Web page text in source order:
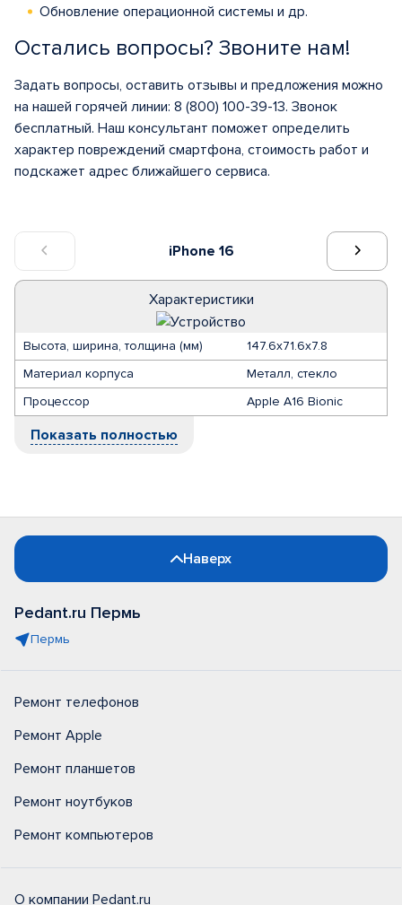
iPhone 16
Характеристики
Высота, ширина, толщина (мм)
147.6x71.6x7.8
Материал корпуса
Металл, стекло
Процессор
Apple A16 Bionic
Показать полностью
Обновление операционной системы и др.
Остались вопросы? Звоните нам!
Задать вопросы, оставить отзывы и предложения можно
на нашей горячей линии: 8 (800) 100-39-13. Звонок
бесплатный. Наш консультант поможет определить
характер повреждений смартфона, стоимость работ и
подскажет адрес ближайшего сервиса.
Наверх
Pedant.ru Пермь
Пермь
Ремонт телефонов
Ремонт Apple
Ремонт планшетов
Ремонт ноутбуков
Ремонт компьютеров
О компании Pedant.ru